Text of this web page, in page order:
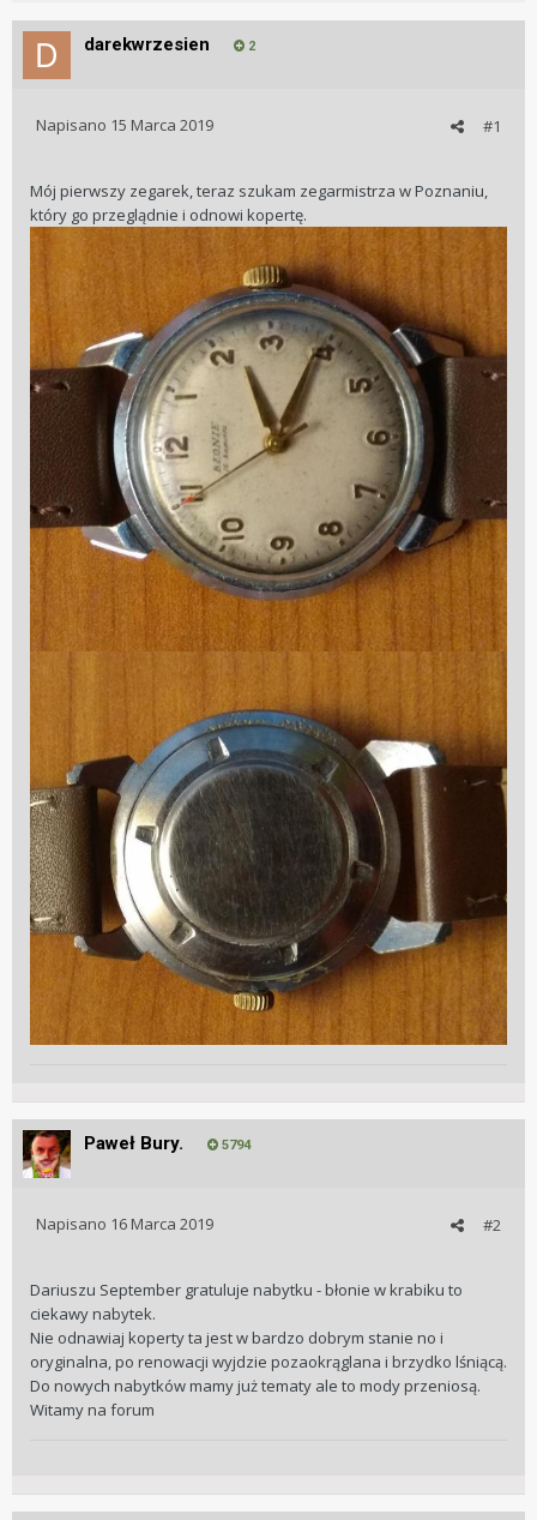
darekwrzesien 2
#1
Napisano 15 Marca 2019
Mój pierwszy zegarek, teraz szukam zegarmistrza w Poznaniu,
który go przeglądnie i odnowi kopertę.
Paweł Bury. 5794
#2
Napisano 16 Marca 2019
Dariuszu September gratuluje nabytku - błonie w krabiku to
ciekawy nabytek.
Nie odnawiaj koperty ta jest w bardzo dobrym stanie no i
oryginalna, po renowacji wyjdzie pozaokrąglana i brzydko lśniącą.
Do nowych nabytków mamy już tematy ale to mody przeniosą.
Witamy na forum